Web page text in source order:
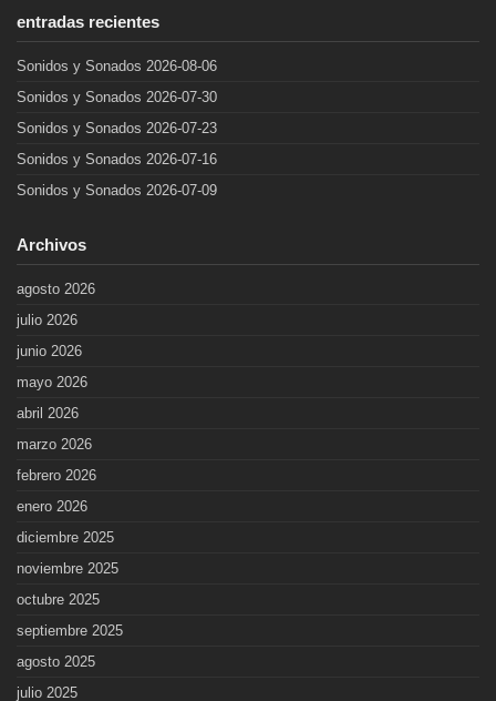
entradas recientes
Sonidos y Sonados 2026-08-06
Sonidos y Sonados 2026-07-30
Sonidos y Sonados 2026-07-23
Sonidos y Sonados 2026-07-16
Sonidos y Sonados 2026-07-09
Archivos
agosto 2026
julio 2026
junio 2026
mayo 2026
abril 2026
marzo 2026
febrero 2026
enero 2026
diciembre 2025
noviembre 2025
octubre 2025
septiembre 2025
agosto 2025
julio 2025